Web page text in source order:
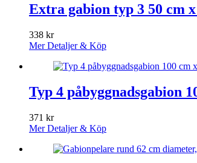
Extra gabion typ 3 50 cm
338 kr
Mer Detaljer & Köp
Typ 4 påbyggnadsgabion
371 kr
Mer Detaljer & Köp